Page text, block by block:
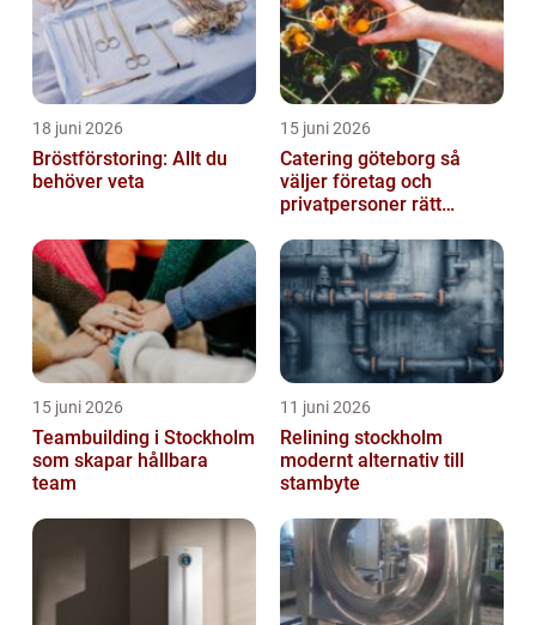
18 juni 2026
Bröstförstoring: Allt du
behöver veta
15 juni 2026
Catering göteborg så
väljer företag och
privatpersoner rätt
15 juni 2026
Teambuilding i Stockholm
som skapar hållbara
team
11 juni 2026
Relining stockholm
modernt alternativ till
stambyte